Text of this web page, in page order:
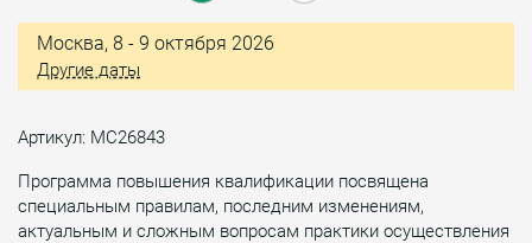
Москва, 8 - 9 октября 2026
Другие даты
Артикул: МС26843
Программа повышения квалификации посвящена
специальным правилам, последним изменениям,
актуальным и сложным вопросам практики осуществления